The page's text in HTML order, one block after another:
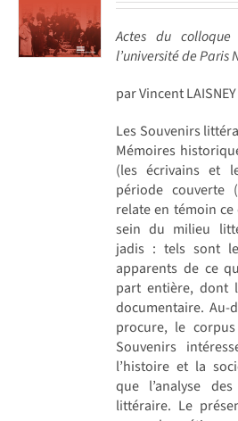
Actes du
l’université de Paris
par Vincent
Les Souvenirs
Mémoires
(les écrivains et
période couverte
relate en témoin
sein du milieu
jadis : tels sont
apparents de ce
part entière, dont
documentaire. Au-
procure, le
Souvenirs
l’histoire et la
que l’analyse
littéraire. Le